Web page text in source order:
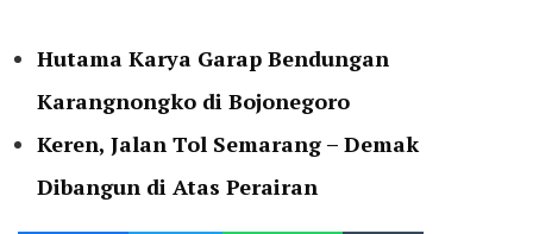
Hutama Karya Garap Bendungan
Karangnongko di Bojonegoro
Keren, Jalan Tol Semarang – Demak
Dibangun di Atas Perairan